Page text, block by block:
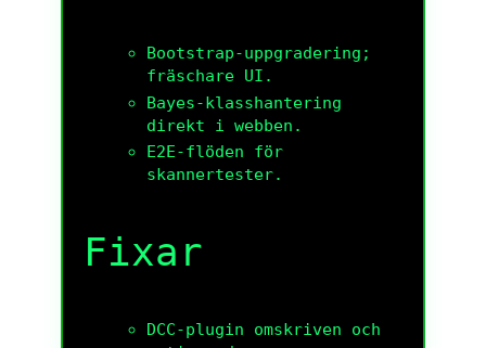
Bootstrap-uppgradering;
fräschare UI.
Bayes-klasshantering
direkt i webben.
E2E-flöden för
skannertester.
Fixar
DCC-plugin omskriven och